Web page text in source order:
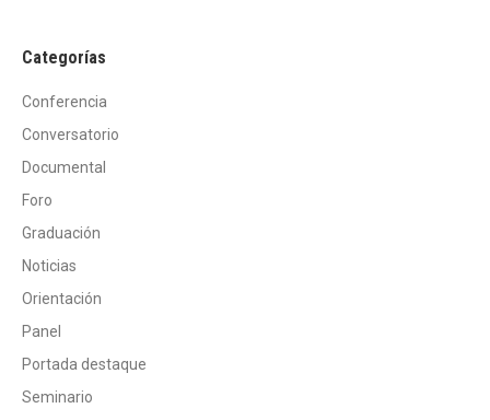
Categorías
Conferencia
Conversatorio
Documental
Foro
Graduación
Noticias
Orientación
Panel
Portada destaque
Seminario